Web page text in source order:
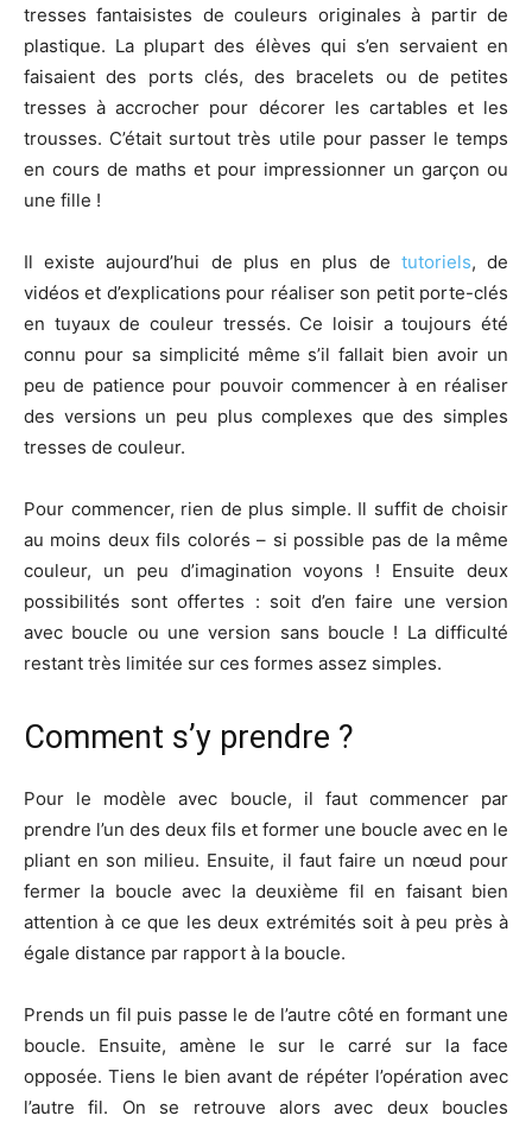
tresses fantaisistes de couleurs originales à partir de
plastique. La plupart des élèves qui s’en servaient en
faisaient des ports clés, des bracelets ou de petites
tresses à accrocher pour décorer les cartables et les
trousses. C’était surtout très utile pour passer le temps
en cours de maths et pour impressionner un garçon ou
une fille !
Il existe aujourd’hui de plus en plus de tutoriels, de
vidéos et d’explications pour réaliser son petit porte-clés
en tuyaux de couleur tressés. Ce loisir a toujours été
connu pour sa simplicité même s’il fallait bien avoir un
peu de patience pour pouvoir commencer à en réaliser
des versions un peu plus complexes que des simples
tresses de couleur.
Pour commencer, rien de plus simple. Il suffit de choisir
au moins deux fils colorés – si possible pas de la même
couleur, un peu d’imagination voyons ! Ensuite deux
possibilités sont offertes : soit d’en faire une version
avec boucle ou une version sans boucle ! La difficulté
restant très limitée sur ces formes assez simples.
Comment s’y prendre ?
Pour le modèle avec boucle, il faut commencer par
prendre l’un des deux fils et former une boucle avec en le
pliant en son milieu. Ensuite, il faut faire un nœud pour
fermer la boucle avec la deuxième fil en faisant bien
attention à ce que les deux extrémités soit à peu près à
égale distance par rapport à la boucle.
Prends un fil puis passe le de l’autre côté en formant une
boucle. Ensuite, amène le sur le carré sur la face
opposée. Tiens le bien avant de répéter l’opération avec
l’autre fil. On se retrouve alors avec deux boucles